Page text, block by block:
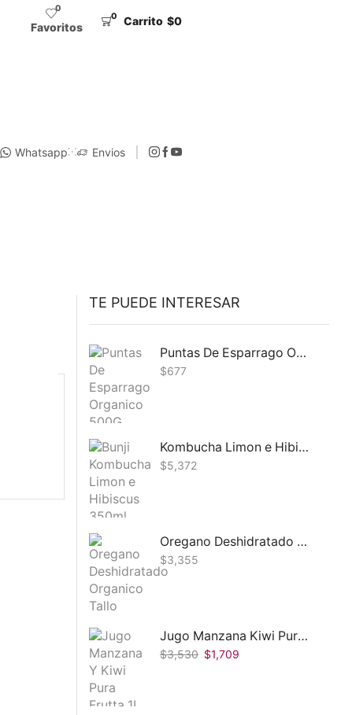
0
Favoritos
0 Carrito $0
Whatsapp Envios
TE PUEDE INTERESAR
Puntas De Esparrago Organico 500G
$677
Kombucha Limon e Hibiscus Bunji 350ml
$5,372
Oregano Deshidratado Organico Tallo Verde 10g
$3,355
Jugo Manzana Kiwi Pura Frutta 1L
$3,530 $1,709